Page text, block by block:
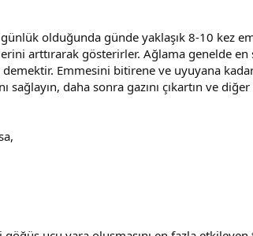
olduğunda günde yaklaşık 8-10 kez
arttırarak gösterirler. Ağlama genelde
Emmesini bitirene ve uyuyana
daha sonra gazını çıkartın ve